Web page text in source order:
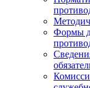
Формы